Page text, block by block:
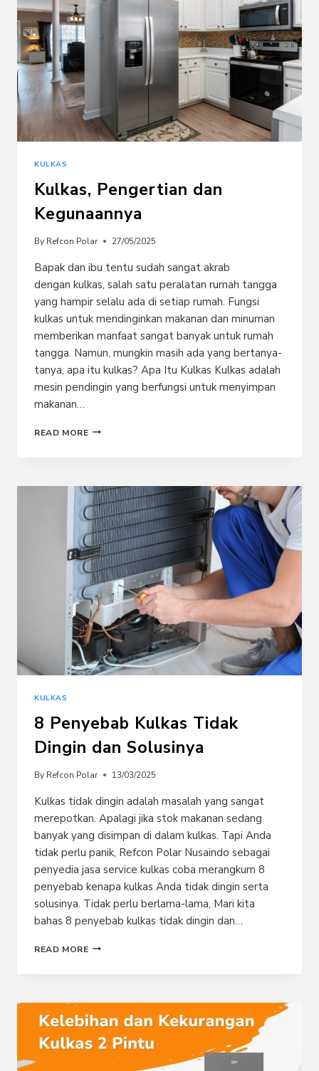
KULKAS
Kulkas, Pengertian dan
Kegunaannya
By Refcon Polar 27/05/2025
Bapak dan ibu tentu sudah sangat akrab
dengan kulkas, salah satu peralatan rumah tangga
yang hampir selalu ada di setiap rumah. Fungsi
kulkas untuk mendinginkan makanan dan minuman
memberikan manfaat sangat banyak untuk rumah
tangga. Namun, mungkin masih ada yang bertanya-
tanya, apa itu kulkas? Apa Itu Kulkas Kulkas adalah
mesin pendingin yang berfungsi untuk menyimpan
makanan…
READ MOREKULKAS,
KULKAS
8 Penyebab Kulkas Tidak
Dingin dan Solusinya
By Refcon Polar 13/03/2025
Kulkas tidak dingin adalah masalah yang sangat
merepotkan. Apalagi jika stok makanan sedang
banyak yang disimpan di dalam kulkas. Tapi Anda
tidak perlu panik, Refcon Polar Nusaindo sebagai
penyedia jasa service kulkas coba merangkum 8
penyebab kenapa kulkas Anda tidak dingin serta
solusinya. Tidak perlu berlama-lama, Mari kita
bahas 8 penyebab kulkas tidak dingin dan…
READ MORE8
DAN
SOLUSINYA